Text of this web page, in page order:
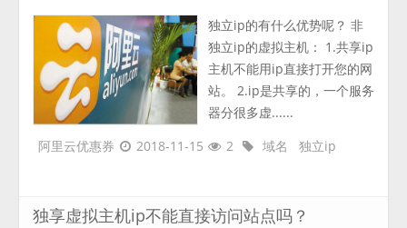
独立ip的有什么优势呢？ 非
独立ip的虚拟主机： 1.共享ip
主机不能用ip直接打开您的网
站。 2.ip是共享的，一个服务
器分很多虚......
阿里云优惠券
2018-11-15 2 域名 独立ip
独享虚拟主机ip不能直接访问站点吗？